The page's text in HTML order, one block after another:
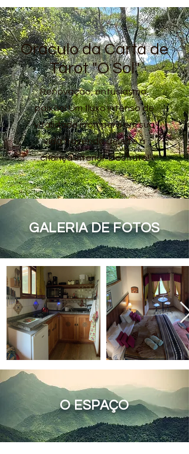
Oráculo da Carta de
Tarot "O Sol"
Renovação, entusiasmo,
paixão! Um fluxo intenso de
vitalidade irromperá em sua
vida trazendo deleite à
criança interior. Desfrute!
GALERIA DE FOTOS
O ESPAÇO